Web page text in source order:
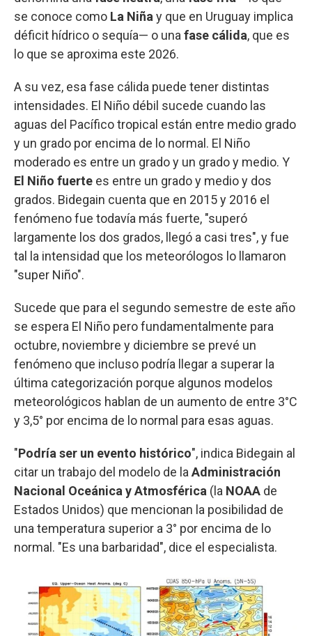
se conoce como La Niña y que en Uruguay implica
déficit hídrico o sequía— o una fase cálida, que es
lo que se aproxima este 2026.
A su vez, esa fase cálida puede tener distintas
intensidades. El Niño débil sucede cuando las
aguas del Pacífico tropical están entre medio grado
y un grado por encima de lo normal. El Niño
moderado es entre un grado y un grado y medio. Y
El Niño fuerte es entre un grado y medio y dos
grados. Bidegain cuenta que en 2015 y 2016 el
fenómeno fue todavía más fuerte, "superó
largamente los dos grados, llegó a casi tres", y fue
tal la intensidad que los meteorólogos lo llamaron
"super Niño".
Sucede que para el segundo semestre de este año
se espera El Niño pero fundamentalmente para
octubre, noviembre y diciembre se prevé un
fenómeno que incluso podría llegar a superar la
última categorización porque algunos modelos
meteorológicos hablan de un aumento de entre 3°C
y 3,5° por encima de lo normal para esas aguas.
"Podría ser un evento histórico", indica Bidegain al
citar un trabajo del modelo de la Administración
Nacional Oceánica y Atmosférica (la NOAA de
Estados Unidos) que mencionan la posibilidad de
una temperatura superior a 3° por encima de lo
normal. "Es una barbaridad", dice el especialista.